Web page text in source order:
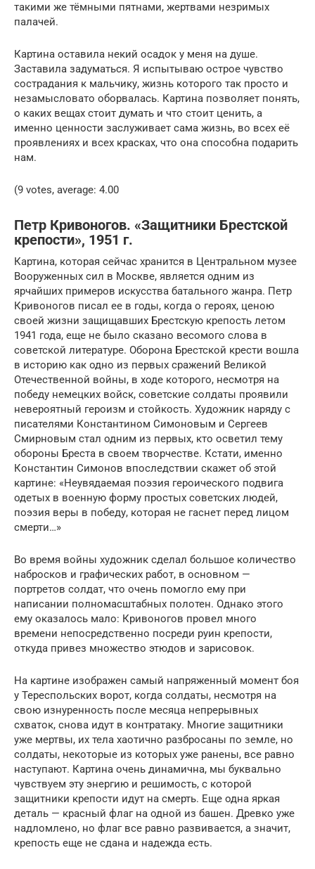
такими же тёмными пятнами, жертвами незримых
палачей.
Картина оставила некий осадок у меня на душе.
Заставила задуматься. Я испытываю острое чувство
сострадания к мальчику, жизнь которого так просто и
незамысловато оборвалась. Картина позволяет понять,
о каких вещах стоит думать и что стоит ценить, а
именно ценности заслуживает сама жизнь, во всех её
проявлениях и всех красках, что она способна подарить
нам.
(9 votes, average: 4.00
Петр Кривоногов. «Защитники Брестской
крепости», 1951 г.
Картина, которая сейчас хранится в Центральном музее
Вооруженных сил в Москве, является одним из
ярчайших примеров искусства батального жанра. Петр
Кривоногов писал ее в годы, когда о героях, ценою
своей жизни защищавших Брестскую крепость летом
1941 года, еще не было сказано весомого слова в
советской литературе. Оборона Брестской крести вошла
в историю как одно из первых сражений Великой
Отечественной войны, в ходе которого, несмотря на
победу немецких войск, советские солдаты проявили
невероятный героизм и стойкость. Художник наряду с
писателями Константином Симоновым и Сергеев
Смирновым стал одним из первых, кто осветил тему
обороны Бреста в своем творчестве. Кстати, именно
Константин Симонов впоследствии скажет об этой
картине: «Неувядаемая поэзия героического подвига
одетых в военную форму простых советских людей,
поэзия веры в победу, которая не гаснет перед лицом
смерти…»
Во время войны художник сделал большое количество
набросков и графических работ, в основном —
портретов солдат, что очень помогло ему при
написании полномасштабных полотен. Однако этого
ему оказалось мало: Кривоногов провел много
времени непосредственно посреди руин крепости,
откуда привез множество этюдов и зарисовок.
На картине изображен самый напряженный момент боя
у Тереспольских ворот, когда солдаты, несмотря на
свою изнуренность после месяца непрерывных
схваток, снова идут в контратаку. Многие защитники
уже мертвы, их тела хаотично разбросаны по земле, но
солдаты, некоторые из которых уже ранены, все равно
наступают. Картина очень динамична, мы буквально
чувствуем эту энергию и решимость, с которой
защитники крепости идут на смерть. Еще одна яркая
деталь — красный флаг на одной из башен. Древко уже
надломлено, но флаг все равно развивается, а значит,
крепость еще не сдана и надежда есть.